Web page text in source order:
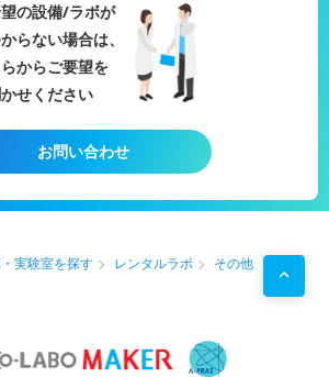
の設備/ラボが
らない場合は、
からご要望を
せください
お問い合わせ
実験室を探す レンタルラボ その他